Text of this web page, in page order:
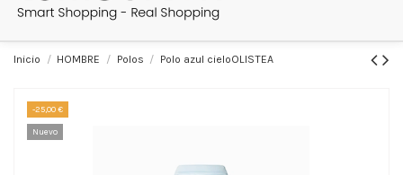
Inicio HOMBRE Polos Polo azul cieloOLISTEA
-25,00 €
Nuevo